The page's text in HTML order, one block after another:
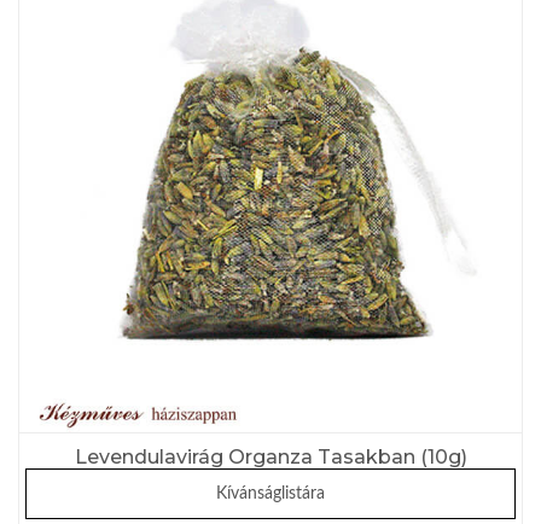
Levendulavirág Organza Tasakban (10g)
Kívánságlistára